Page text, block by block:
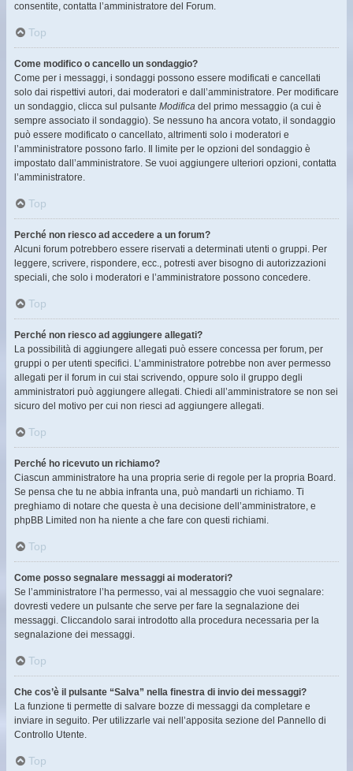
consentite, contatta l’amministratore del Forum.
Top
Come modifico o cancello un sondaggio?
Come per i messaggi, i sondaggi possono essere modificati e cancellati
solo dai rispettivi autori, dai moderatori e dall’amministratore. Per modificare
un sondaggio, clicca sul pulsante Modifica del primo messaggio (a cui è
sempre associato il sondaggio). Se nessuno ha ancora votato, il sondaggio
può essere modificato o cancellato, altrimenti solo i moderatori e
l’amministratore possono farlo. Il limite per le opzioni del sondaggio è
impostato dall’amministratore. Se vuoi aggiungere ulteriori opzioni, contatta
l’amministratore.
Top
Perché non riesco ad accedere a un forum?
Alcuni forum potrebbero essere riservati a determinati utenti o gruppi. Per
leggere, scrivere, rispondere, ecc., potresti aver bisogno di autorizzazioni
speciali, che solo i moderatori e l’amministratore possono concedere.
Top
Perché non riesco ad aggiungere allegati?
La possibilità di aggiungere allegati può essere concessa per forum, per
gruppi o per utenti specifici. L’amministratore potrebbe non aver permesso
allegati per il forum in cui stai scrivendo, oppure solo il gruppo degli
amministratori può aggiungere allegati. Chiedi all’amministratore se non sei
sicuro del motivo per cui non riesci ad aggiungere allegati.
Top
Perché ho ricevuto un richiamo?
Ciascun amministratore ha una propria serie di regole per la propria Board.
Se pensa che tu ne abbia infranta una, può mandarti un richiamo. Ti
preghiamo di notare che questa è una decisione dell’amministratore, e
phpBB Limited non ha niente a che fare con questi richiami.
Top
Come posso segnalare messaggi ai moderatori?
Se l’amministratore l’ha permesso, vai al messaggio che vuoi segnalare:
dovresti vedere un pulsante che serve per fare la segnalazione dei
messaggi. Cliccandolo sarai introdotto alla procedura necessaria per la
segnalazione dei messaggi.
Top
Che cos’è il pulsante “Salva” nella finestra di invio dei messaggi?
La funzione ti permette di salvare bozze di messaggi da completare e
inviare in seguito. Per utilizzarle vai nell’apposita sezione del Pannello di
Controllo Utente.
Top